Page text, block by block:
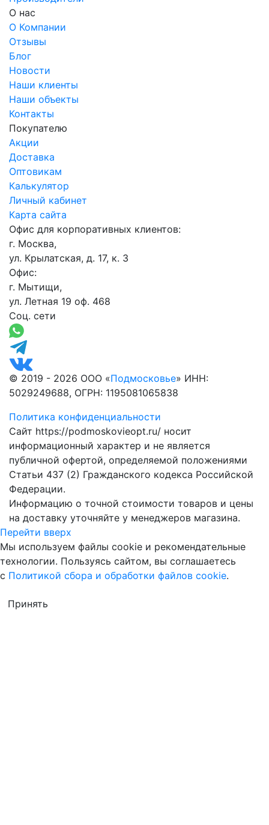
О нас
О Компании
Отзывы
Блог
Новости
Наши клиенты
Наши объекты
Контакты
Покупателю
Акции
Доставка
Оптовикам
Калькулятор
Личный кабинет
Карта сайта
Офис для корпоративных клиентов:
г. Москва,
ул. Крылатская, д. 17, к. 3
Офис:
г. Мытищи,
ул. Летная 19 оф. 468
Соц. сети
© 2019 - 2026 ООО «Подмосковье» ИНН:
5029249688, ОГРН: 1195081065838
Политика конфиденциальности
Сайт https://podmoskovieopt.ru/ носит
информационный характер и не является
публичной офертой, определяемой положениями
Статьи 437 (2) Гражданского кодекса Российской
Федерации.
Информацию о точной стоимости товаров и цены
на доставку уточняйте у менеджеров магазина.
Перейти вверх
Мы используем файлы cookie и рекомендательные
технологии. Пользуясь сайтом, вы соглашаетесь
с Политикой сбора и обработки файлов cookie.
Принять